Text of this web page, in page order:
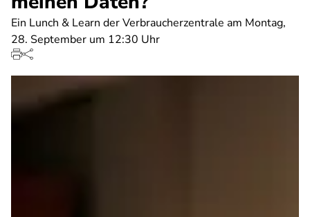
Ein Lunch & Learn der Verbraucherzentrale am Montag,
28. September um 12:30 Uhr